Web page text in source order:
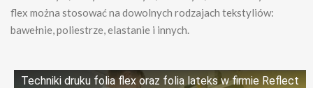
flex można stosować na dowolnych rodzajach tekstyliów:
bawełnie, poliestrze, elastanie i innych.
Techniki druku folia flex oraz folia lateks w firmie Reflect